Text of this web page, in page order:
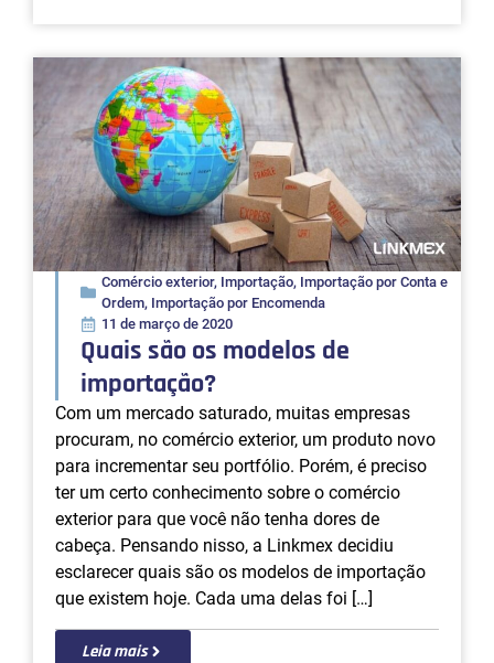
Comércio exterior, Importação, Importação por Conta e
Ordem, Importação por Encomenda
11 de março de 2020
Quais são os modelos de
importação?
Com um mercado saturado, muitas empresas
procuram, no comércio exterior, um produto novo
para incrementar seu portfólio. Porém, é preciso
ter um certo conhecimento sobre o comércio
exterior para que você não tenha dores de
cabeça. Pensando nisso, a Linkmex decidiu
esclarecer quais são os modelos de importação
que existem hoje. Cada uma delas foi […]
Leia mais